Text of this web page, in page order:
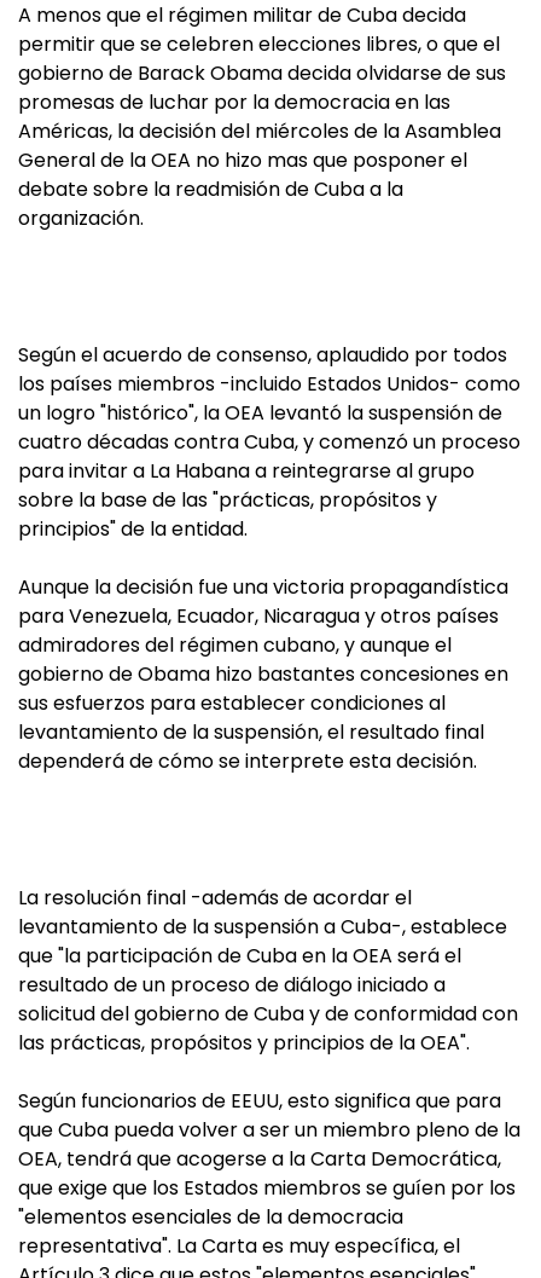
A menos que el régimen militar de Cuba decida
permitir que se celebren elecciones libres, o que el
gobierno de Barack Obama decida olvidarse de sus
promesas de luchar por la democracia en las
Américas, la decisión del miércoles de la Asamblea
General de la OEA no hizo mas que posponer el
debate sobre la readmisión de Cuba a la
organización.
Según el acuerdo de consenso, aplaudido por todos
los países miembros -incluido Estados Unidos- como
un logro "histórico", la OEA levantó la suspensión de
cuatro décadas contra Cuba, y comenzó un proceso
para invitar a La Habana a reintegrarse al grupo
sobre la base de las "prácticas, propósitos y
principios" de la entidad.
Aunque la decisión fue una victoria propagandística
para Venezuela, Ecuador, Nicaragua y otros países
admiradores del régimen cubano, y aunque el
gobierno de Obama hizo bastantes concesiones en
sus esfuerzos para establecer condiciones al
levantamiento de la suspensión, el resultado final
dependerá de cómo se interprete esta decisión.
La resolución final -además de acordar el
levantamiento de la suspensión a Cuba-, establece
que "la participación de Cuba en la OEA será el
resultado de un proceso de diálogo iniciado a
solicitud del gobierno de Cuba y de conformidad con
las prácticas, propósitos y principios de la OEA".
Según funcionarios de EEUU, esto significa que para
que Cuba pueda volver a ser un miembro pleno de la
OEA, tendrá que acogerse a la Carta Democrática,
que exige que los Estados miembros se guíen por los
"elementos esenciales de la democracia
representativa". La Carta es muy específica, el